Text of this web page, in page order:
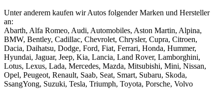
Unter anderem kaufen wir Autos folgender Marken und Hersteller
an:
Abarth, Alfa Romeo, Audi, Automobiles, Aston Martin, Alpina,
BMW, Bentley, Cadillac, Chevrolet, Chrysler, Cupra, Citroen,
Dacia, Daihatsu, Dodge, Ford, Fiat, Ferrari, Honda, Hummer,
Hyundai, Jaguar, Jeep, Kia, Lancia, Land Rover, Lamborghini,
Lotus, Lexus, Lada, Mercedes, Mazda, Mitsubishi, Mini, Nissan,
Opel, Peugeot, Renault, Saab, Seat, Smart, Subaru, Skoda,
SsangYong, Suzuki, Tesla, Triumph, Toyota, Porsche, Volvo